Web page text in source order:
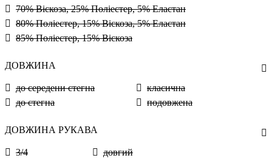
70% Віскоза, 25% Поліестер, 5% Еластан
80% Поліестер, 15% Віскоза, 5% Еластан
85% Поліестер, 15% Віскоза
ДОВЖИНА
до середени стегна
до стегна
класична
подовжена
ДОВЖИНА РУКАВА
3/4
довгий